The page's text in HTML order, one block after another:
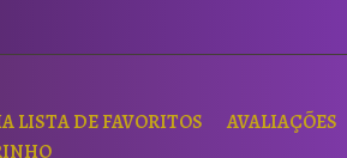
LISTA DE FAVORITOS
AVALIAÇÕES